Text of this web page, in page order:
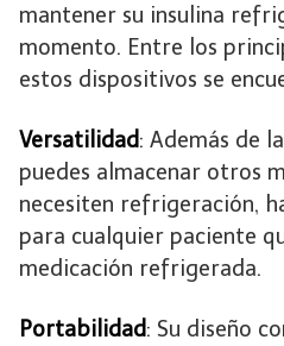
mantener su insulina
momento. Entre los
estos dispositivos se
Versatilidad: Además de
puedes almacenar otros
necesiten refrigeración,
para cualquier paciente
medicación refrigerada.
Portabilidad: Su diseño